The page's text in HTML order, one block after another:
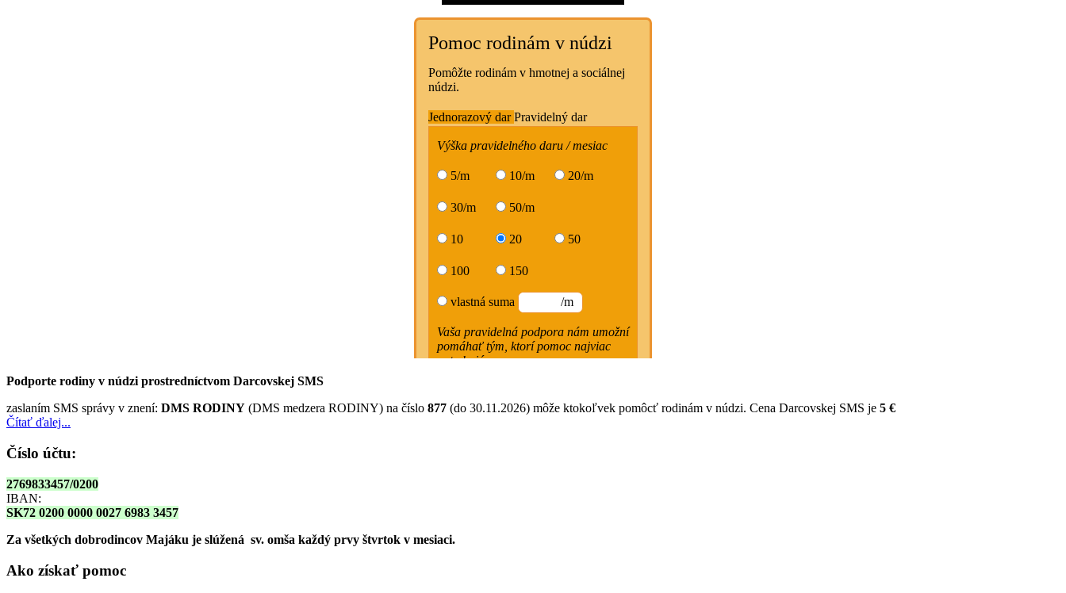
Podporte rodiny v núdzi prostredníctvom Darcovskej SMS
zaslaním SMS správy v znení: DMS RODINY (DMS medzera RODINY) na číslo 877 (do 30.11.2026) môže ktokoľvek pomôcť rodinám v núdzi. Cena Darcovskej SMS je 5 €
Čítať ďalej...
Číslo účtu:
2769833457/0200
IBAN:
SK72 0200 0000 0027 6983 3457
Za všetkých dobrodincov Majáku je slúžená sv. omša každý prvy štvrtok v mesiaci.
Ako získať pomoc